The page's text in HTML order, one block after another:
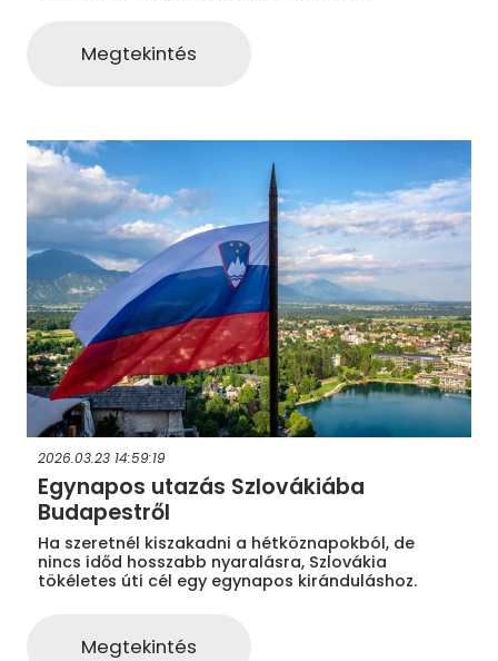
Megtekintés
2026.03.23 14:59:19
Egynapos utazás Szlovákiába
Budapestről
Ha szeretnél kiszakadni a hétköznapokból, de
nincs időd hosszabb nyaralásra, Szlovákia
tökéletes úti cél egy egynapos kiránduláshoz.
Megtekintés